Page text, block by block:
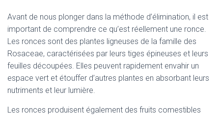
Avant de nous plonger dans la méthode d’élimination, il est
important de comprendre ce qu’est réellement une ronce.
Les ronces sont des plantes ligneuses de la famille des
Rosaceae, caractérisées par leurs tiges épineuses et leurs
feuilles découpées. Elles peuvent rapidement envahir un
espace vert et étouffer d’autres plantes en absorbant leurs
nutriments et leur lumière.
Les ronces produisent également des fruits comestibles